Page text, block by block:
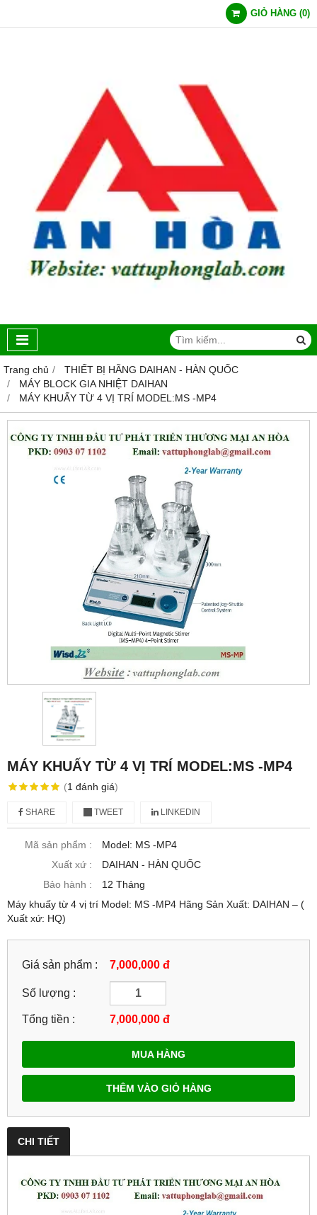
GIỎ HÀNG (0)
Trang chủ
THIẾT BỊ HÃNG DAIHAN - HÀN QUỐC
MÁY BLOCK GIA NHIỆT DAIHAN
MÁY KHUẤY TỪ 4 VỊ TRÍ MODEL:MS -MP4
MÁY KHUẤY TỪ 4 VỊ TRÍ MODEL:MS -MP4
(1 đánh giá)
SHARE TWEET LINKEDIN
Mã sản phẩm :
Model: MS -MP4
Xuất xứ :
DAIHAN - HÀN QUỐC
Bảo hành :
12 Tháng
Máy khuấy từ 4 vị trí Model: MS -MP4 Hãng Sản Xuất: DAIHAN – (
Xuất xứ: HQ)
Giá sản phẩm : 7,000,000 đ
Số lượng :
Tổng tiền : 7,000,000 đ
MUA HÀNG
THÊM VÀO GIỎ HÀNG
CHI TIẾT